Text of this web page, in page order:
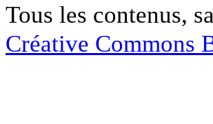
Tous les contenus,
Créative Commons